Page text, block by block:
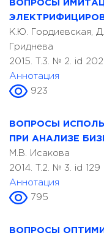
ВОПРОСЫ
К.Ю. Гордиевская,
Гриднева
2015. T.3. № 2. id 202
Аннотация
923
ВОПРОСЫ
ПРИ АНАЛИЗЕ
М.В. Исакова
2014. T.2. № 3. id 129
Аннотация
795
ВОПРОСЫ